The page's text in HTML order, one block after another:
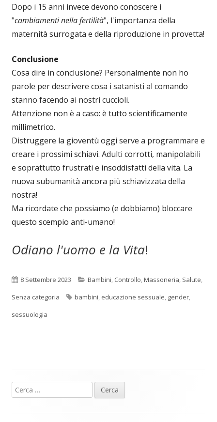
Dopo i 15 anni invece devono conoscere i
"cambiamenti nella fertilità", l'importanza della
maternità surrogata e della riproduzione in provetta!
Conclusione
Cosa dire in conclusione? Personalmente non ho
parole per descrivere cosa i satanisti al comando
stanno facendo ai nostri cuccioli.
Attenzione non è a caso: è tutto scientificamente
millimetrico.
Distruggere la gioventù oggi serve a programmare e
creare i prossimi schiavi. Adulti corrotti, manipolabili
e soprattutto frustrati e insoddisfatti della vita. La
nuova subumanità ancora più schiavizzata della
nostra!
Ma ricordate che possiamo (e dobbiamo) bloccare
questo scempio anti-umano!
Odiano l'uomo e la Vita!
Pubblicato
8 Settembre 2023 Categorie
Bambini, Controllo,Massoneria, Salute,
Senza categoria
Tag
bambini, educazione sessuale, gender,
sessuologia
Barra
laterale
Ricerca
per: